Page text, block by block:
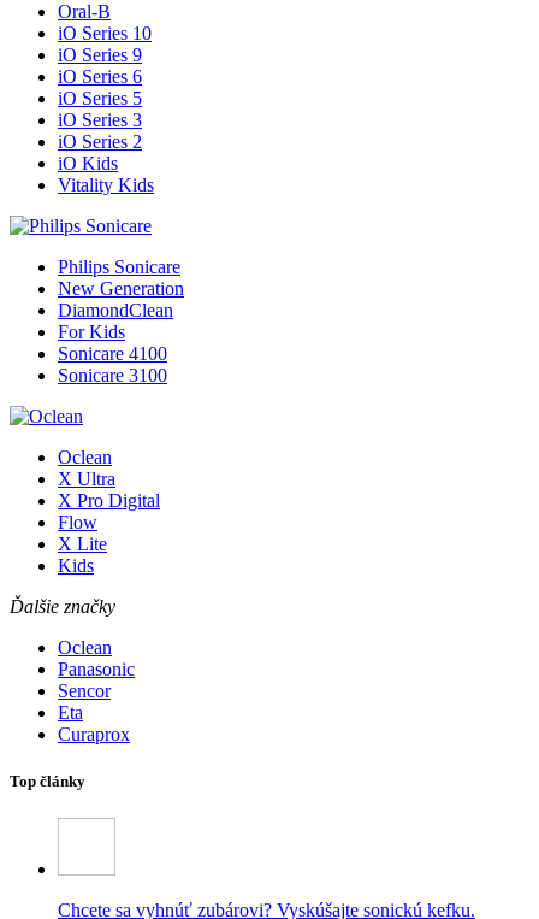
Oral-B
iO Series 10
iO Series 9
iO Series 6
iO Series 5
iO Series 3
iO Series 2
iO Kids
Vitality Kids
Philips Sonicare
New Generation
DiamondClean
For Kids
Sonicare 4100
Sonicare 3100
Oclean
X Ultra
X Pro Digital
Flow
X Lite
Kids
Ďalšie značky
Oclean
Panasonic
Sencor
Eta
Curaprox
Top články
Chcete sa vyhnúť zubárovi? Vyskúšajte sonickú kefku.